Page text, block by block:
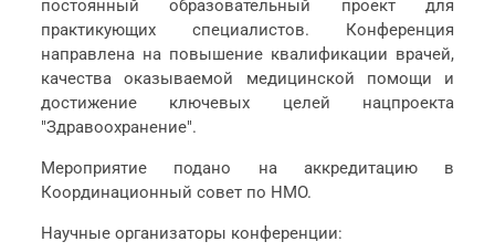
постоянный образовательный проект для
практикующих специалистов. Конференция
направлена на повышение квалификации врачей,
качества оказываемой медицинской помощи и
достижение ключевых целей нацпроекта
"Здравоохранение".
Мероприятие подано на аккредитацию в
Координационный совет по НМО.
Научные организаторы конференции: